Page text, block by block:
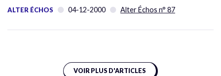
ALTER ÉCHOS 04-12-2000 Alter Échos n° 87
VOIR PLUS D'ARTICLES